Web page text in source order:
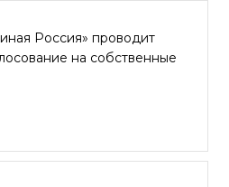
Россия» проводит
на собственные